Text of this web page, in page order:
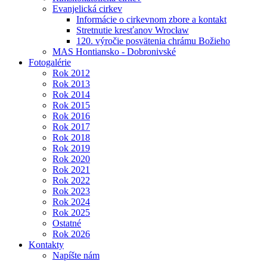
Evanjelická cirkev
Informácie o cirkevnom zbore a kontakt
Stretnutie kresťanov Wrocław
120. výročie posvätenia chrámu Božieho
MAS Hontiansko - Dobronivské
Fotogalérie
Rok 2012
Rok 2013
Rok 2014
Rok 2015
Rok 2016
Rok 2017
Rok 2018
Rok 2019
Rok 2020
Rok 2021
Rok 2022
Rok 2023
Rok 2024
Rok 2025
Ostatné
Rok 2026
Kontakty
Napíšte nám